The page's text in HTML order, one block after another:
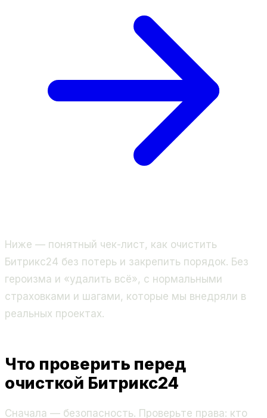
Ниже — понятный чек-лист, как очистить
Битрикс24 без потерь и закрепить порядок. Без
героизма и «удалить всё», с нормальными
страховками и шагами, которые мы внедряли в
реальных проектах.
Что проверить перед
очисткой Битрикс24
Сначала — безопасность. Проверьте права: кто